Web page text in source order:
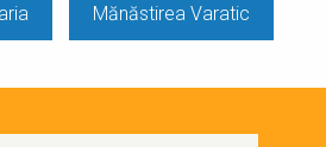
Mănăstirea Varatic